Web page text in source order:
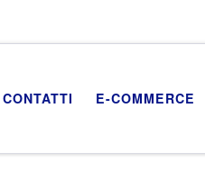
CONTATTI E-COMMERCE